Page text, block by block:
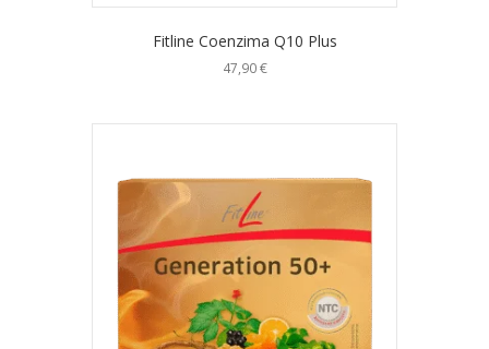
Fitline Coenzima Q10 Plus
47,90€